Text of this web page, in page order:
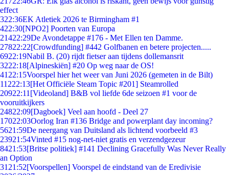
effect
322:36EK Atletiek 2026 te Birmingham #1
422:30[NPO2] Poorten van Europa
21422:29De Avondetappe #176 - Met Ellen ten Damme.
27822:22[Crowdfunding] #442 Golfbanen en betere projecten.....
6922:19Nabil B. (20) rijdt fietser aan tijdens dollemansrit
3222:18[Alpineskiën] #20 Op weg naar de OS!
41 22:15Voorspel hier het weer van Juni 2026 (gemeten in de Bilt)
11222:13[Het Officiële Steam Topic #201] Steamrolled
20922:11 [Videoland] B&B vol liefde 6de seizoen #1 voor de
vooruitkijkers
24822:09[Dagboek] Veel aan hoofd - Deel 27
17022:03Oorlog Iran #136 Bridge and powerplant day incoming?
5621:59De neergang van Duitsland als lichtend voorbeeld #3
23921:54Vinted #15 nog-net-niet gratis en verzendgezeur
8421:53[Britse politiek] #141 Declining Gracefully Was Never Really
an Option
31 21:52[Voorspellen] Voorspel de eindstand van de Eredivisie